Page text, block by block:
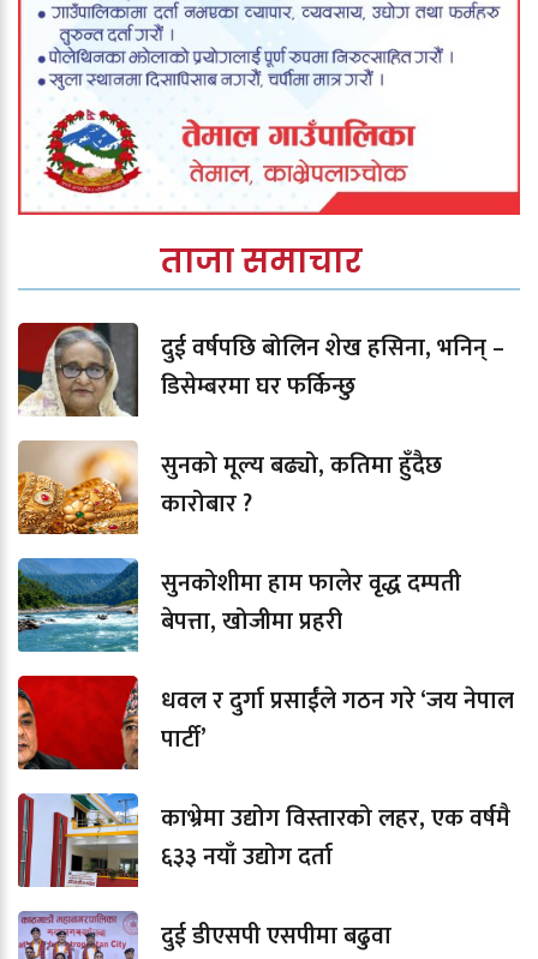
ताजा समाचार
दुई वर्षपछि बोलिन शेख हसिना, भनिन् –
डिसेम्बरमा घर फर्किन्छु
सुनको मूल्य बढ्यो, कतिमा हुँदैछ
कारोबार ?
सुनकोशीमा हाम फालेर वृद्ध दम्पती
बेपत्ता, खोजीमा प्रहरी
धवल र दुर्गा प्रसाईंले गठन गरे ‘जय नेपाल
पार्टी’
काभ्रेमा उद्योग विस्तारको लहर, एक वर्षमै
६३३ नयाँ उद्योग दर्ता
दुई डीएसपी एसपीमा बढुवा